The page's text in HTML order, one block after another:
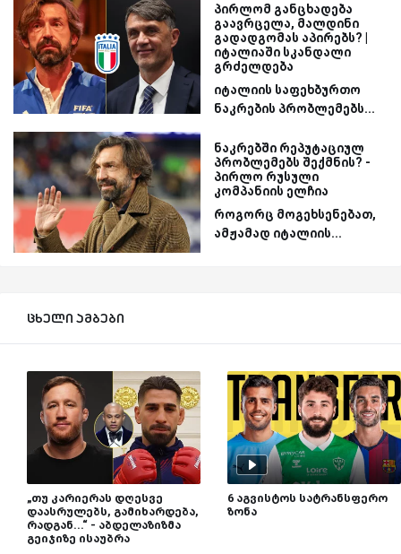
პირლომ განცხადება
გაავრცელა, მალდინი
გადადგომას აპირებს? |
იტალიაში სკანდალი
გრძელდება
იტალიის საფეხბურთო
ნაკრების პრობლემებს...
ნაკრებში რეპუტაციულ
პრობლემებს შექმნის? -
პირლო რუსული
კომპანიის ელჩია
როგორც მოგეხსენებათ,
ამჟამად იტალიის...
ცხელი ამბები
„თუ კარიერას დღესვე
დაასრულებს, გამიხარდება,
რადგან...“ - აბდელაზიზმა
გეიჯიზე ისაუბრა
6 აგვისტოს სატრანსფერო
ზონა